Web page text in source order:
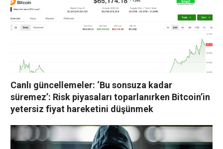
Canlı güncellemeler: ‘Bu sonsuza kadar
süremez’: Risk piyasaları toparlanırken Bitcoin’in
yetersiz fiyat hareketini düşünmek